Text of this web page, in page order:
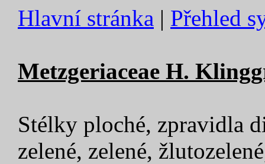
Hlavní stránka | Přehled
Metzgeriaceae H.
Stélky ploché, zpravidla
zelené, zelené,